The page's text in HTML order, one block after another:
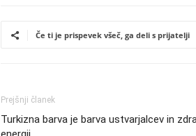
Če ti je prispevek všeč, ga deli s prijatelji
Prejšnji članek
Turkizna barva je barva ustvarjalcev in